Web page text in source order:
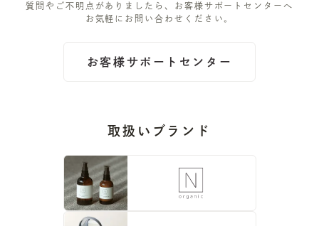
質問やご不明点がありましたら、お客様サポートセンターへ
お気軽にお問い合わせください。
お客様サポートセンター
取扱いブランド